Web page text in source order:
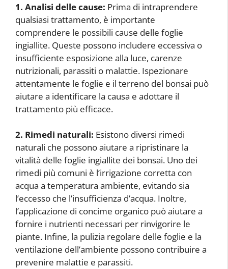
1. Analisi delle cause: Prima di intraprendere
qualsiasi trattamento, è importante
comprendere le possibili cause delle foglie
ingiallite. Queste possono includere eccessiva o
insufficiente esposizione alla luce, carenze
nutrizionali, parassiti o malattie. Ispezionare
attentamente le foglie e il terreno del bonsai può
aiutare a identificare la causa e adottare il
trattamento più efficace.
2. Rimedi naturali: Esistono diversi rimedi
naturali che possono aiutare a ripristinare la
vitalità delle foglie ingiallite dei bonsai. Uno dei
rimedi più comuni è l’irrigazione corretta con
acqua a temperatura ambiente, evitando sia
l’eccesso che l’insufficienza d’acqua. Inoltre,
l’applicazione di concime organico può aiutare a
fornire i nutrienti necessari per rinvigorire le
piante. Infine, la pulizia regolare delle foglie e la
ventilazione dell’ambiente possono contribuire a
prevenire malattie e parassiti.